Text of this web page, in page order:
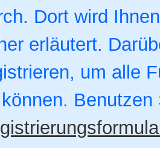
Dort wird
erläutert.
um alle
Benutzen